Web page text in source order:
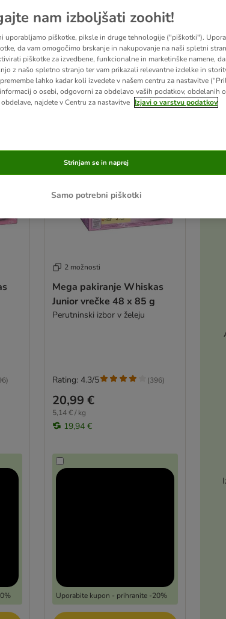
posebnim potrebam mačk je osnova za zdravo mačje življenje.
mladičev - za zdravo rast in optimalen razvoj.
)
2 možnosti
Mega pakiranje Whiskas
Junior vrečke 48 x 85 g
Perutninski izbor v želeju
20,99 €
5,14 € / kg
19,94 €
Uporabite kupon - prihranite -20%
Rating: 4.3/5 (396)
nam izboljšati zoohit!
uporabljamo piškotke, piksle in druge tehnologije ("piškotki").
da vam omogočimo brskanje in nakupovanje na naši spletni
piškotke za izvedbene, funkcionalne in marketinške namene,
z našo spletno stranjo ter vam prikazali relevantne izdelke in
lahko kadar koli izvedete v našem centru za nastavitve
o osebi, odgovorni za obdelavo vaših podatkov, obdelanih
najdete v Centru za nastavitve Izjavi o varstvu podatkov
Samo potrebni piškotki
Strinjam se in naprej